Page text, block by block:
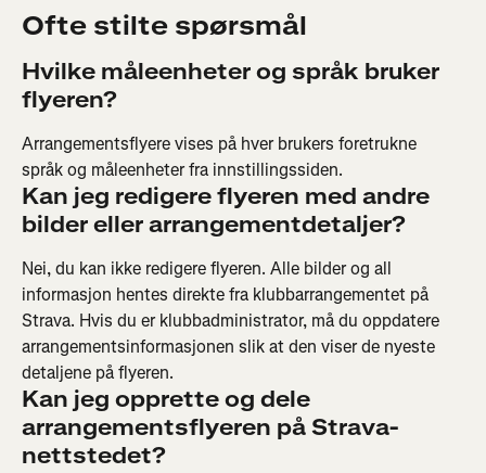
Ofte stilte spørsmål
Hvilke måleenheter og språk bruker
flyeren?
Arrangementsflyere vises på hver brukers foretrukne
språk og måleenheter fra innstillingssiden.
Kan jeg redigere flyeren med andre
bilder eller arrangementdetaljer?
Nei, du kan ikke redigere flyeren. Alle bilder og all
informasjon hentes direkte fra klubbarrangementet på
Strava. Hvis du er klubbadministrator, må du oppdatere
arrangementsinformasjonen slik at den viser de nyeste
detaljene på flyeren.
Kan jeg opprette og dele
arrangementsflyeren på Strava-
nettstedet?